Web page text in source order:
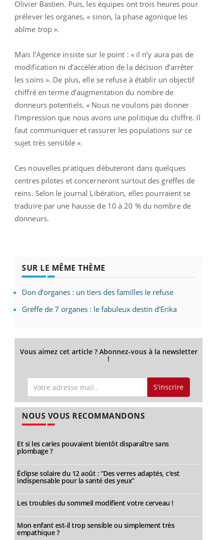
Olivier Bastien. Puis, les équipes ont trois heures pour
prélever les organes, « sinon, la phase agonique les
abîme trop ».
Mais l’Agence insiste sur le point : « il n’y aura pas de
modification ni d’accélération de la décision d’arrêter
les soins ». De plus, elle se refuse à établir un objectif
chiffré en terme d’augmentation du nombre de
donneurs potentiels. « Nous ne voulons pas donner
l’impression que nous avons une politique du chiffre. Il
faut communiquer et rassurer les populations sur ce
sujet très sensible ».
Ces nouvelles pratiques débuteront dans quelques
centres pilotes et concerneront surtout des greffes de
reins. Selon le journal Libération, elles pourraient se
traduire par une hausse de 10 à 20 % du nombre de
donneurs.
SUR LE MÊME THÈME
Don d’organes : un tiers des familles le refuse
Greffe de 7 organes : le fabuleux destin d'Erika
Vous aimez cet article ? Abonnez-vous à la newsletter
!
S'inscrire
NOUS VOUS RECOMMANDONS
Et si les caries pouvaient bientôt disparaître sans
plombage ?
Éclipse solaire du 12 août : “Des verres adaptés, c'est
indispensable pour la santé des yeux”
Les troubles du sommeil modifient votre cerveau !
Mon enfant est-il trop sensible ou simplement très
empathique ?